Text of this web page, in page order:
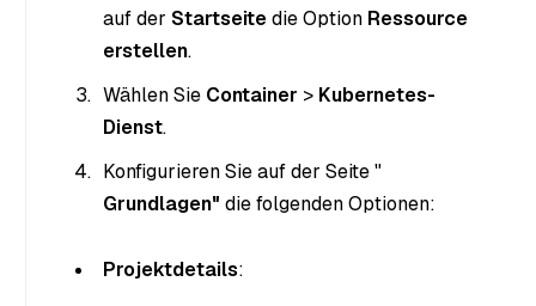
auf der Startseitedie Option Ressource
erstellen.
Wählen Sie Container > Kubernetes-
Dienst.
Konfigurieren Sie auf der Seite "
Grundlagen" die folgenden Optionen:
Projektdetails: